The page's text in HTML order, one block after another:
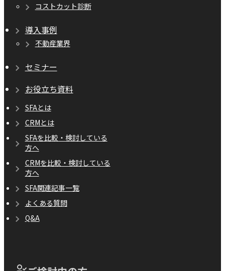
コストカット診断
導入事例
不動産業界
セミナー
お役立ち資料
SFAとは
CRMとは
SFAを比較・検討している
方へ
CRMを比較・検討している
方へ
SFA関連記事一覧
よくある質問
Q&A